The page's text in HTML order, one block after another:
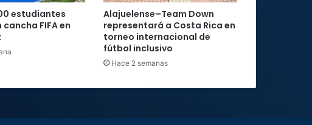
estudiantes
FIFA en
Alajuelense–Team Down
representará a Costa Rica en
torneo internacional de
fútbol inclusivo
Hace 2 semanas